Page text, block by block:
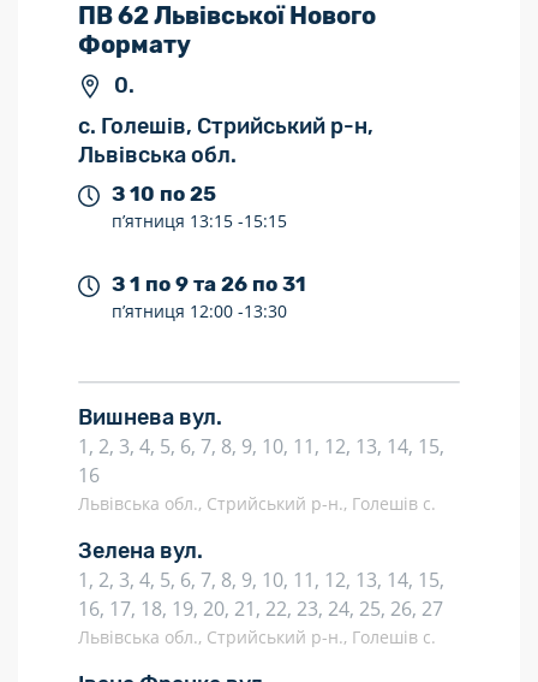
ПВ 62 Львівської Нового
Формату
0.
с. Голешів, Стрийський р-н,
Львівська обл.
З 10 по 25
п’ятниця 13:15 -15:15
З 1 по 9 та 26 по 31
п’ятниця 12:00 -13:30
Вишнева вул.
1, 2, 3, 4, 5, 6, 7, 8, 9, 10, 11, 12, 13, 14, 15,
16
Львівська обл., Стрийський р-н., Голешів с.
Зелена вул.
1, 2, 3, 4, 5, 6, 7, 8, 9, 10, 11, 12, 13, 14, 15,
16, 17, 18, 19, 20, 21, 22, 23, 24, 25, 26, 27
Львівська обл., Стрийський р-н., Голешів с.